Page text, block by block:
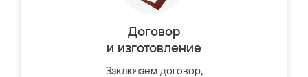
Договор
и изготовление
Заключаем договор,